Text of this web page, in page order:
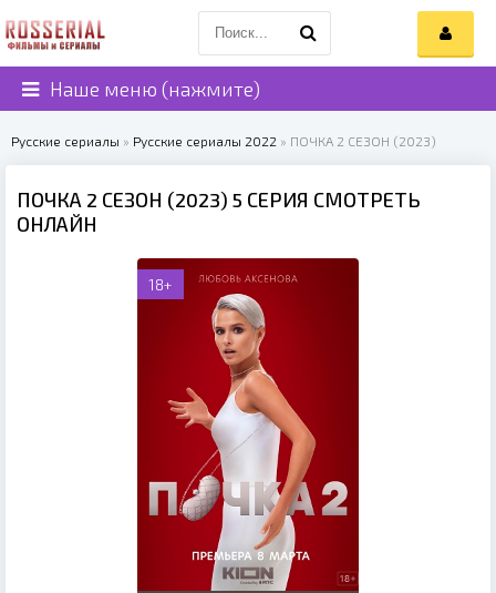
Наше меню (нажмите)
Русские сериалы » Русские сериалы 2022 » ПОЧКА 2 СЕЗОН (2023)
ПОЧКА 2 СЕЗОН (2023) 5 СЕРИЯ СМОТРЕТЬ
ОНЛАЙН
18+